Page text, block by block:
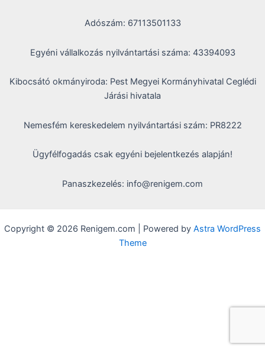
Adószám: 67113501133
Egyéni vállalkozás nyilvántartási száma: 43394093
Kibocsátó okmányiroda: Pest Megyei Kormányhivatal Ceglédi
Járási hivatala
Nemesfém kereskedelem nyilvántartási szám: PR8222
Ügyfélfogadás csak egyéni bejelentkezés alapján!
Panaszkezelés: info@renigem.com
Copyright © 2026 Renigem.com | Powered by Astra WordPress
Theme